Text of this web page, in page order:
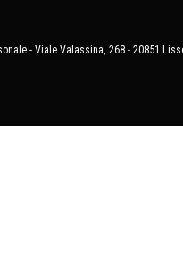
- Viale Valassina, 268 - 20851